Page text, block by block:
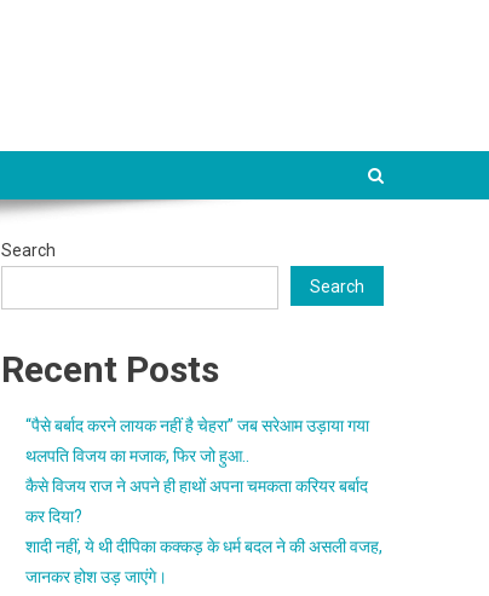
Search
Search
Recent Posts
“पैसे बर्बाद करने लायक नहीं है चेहरा” जब सरेआम उड़ाया गया
थलपति विजय का मजाक, फिर जो हुआ..
कैसे विजय राज ने अपने ही हाथों अपना चमकता करियर बर्बाद
कर दिया?
शादी नहीं, ये थी दीपिका कक्कड़ के धर्म बदल ने की असली वजह,
जानकर होश उड़ जाएंगे।